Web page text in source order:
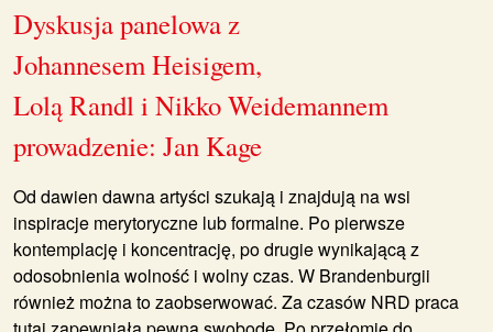
Dyskusja panelowa z
Johannesem Heisigem,
Lolą Randl i Nikko Weidemannem
prowadzenie: Jan Kage
Od dawien dawna artyści szukają i znajdują na wsi
inspiracje merytoryczne lub formalne. Po pierwsze
kontemplację i koncentrację, po drugie wynikającą z
odosobnienia wolność i wolny czas. W Brandenburgii
również można to zaobserwować. Za czasów NRD praca